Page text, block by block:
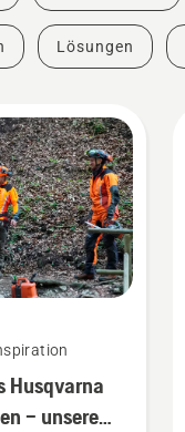
Lösungen
Husqvarna
– unsere